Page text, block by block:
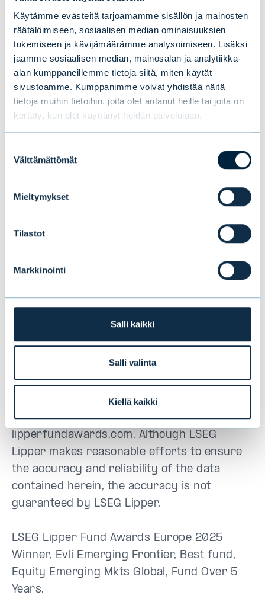
Käytämme evästeitä tarjoamamme sisällön ja mainosten
räätälöimiseen, sosiaalisen median ominaisuuksien
tukemiseen ja kävijämäärämme analysoimiseen. Lisäksi
jaamme sosiaalisen median, mainosalan ja analytiikka-
alan kumppaneillemme tietoja siitä, miten käytät
sivustoamme. Kumppanimme voivat yhdistää näitä
tietoja muihin tietoihin, joita olet antanut heille tai joita on
kerätty, kun olet käyttänyt heidän palvelujaan.
valinta
Välttämättömät
Mieltymykset
Tilastot
Markkinointi
Salli kaikki
Salli valinta
Kiellä kaikki
perusteella tule tehdä sijoituspäätöstä.
Ennen sijoituspäätöksen tekemistä tulee
tutustua rahaston lakisääteisiin
dokumentteihin, kuten rahaston sääntöihin,
avaintietoasiakirjaan ja rahastoesitteeseen.
Rahastojen lakisääteiset dokumentit ja
lisätiedot ovat saatavilla tuotekohtaisilta
sivuilta sekäwww.evli.com/rahastot.
annually, highlight funds and fund
consistently strong risk-adjusted
The LSEG Lipper Fund Awards are based on
the Lipper Leader for Consistent Return
60, and 120 months. The fund with the
highest Lipper Leader for Consistent Return
(Effective Return) value in each eligible
classification wins the LSEG Lipper Fund
Award. For more information, see
lipperfundawards.com. Although LSEG
Lipper makes reasonable efforts to ensure
the accuracy and reliability of the data
contained herein, the accuracy is not
guaranteed by LSEG Lipper.
LSEG Lipper Fund Awards Europe 2025
Winner, Evli Emerging Frontier, Best fund,
Equity Emerging Mkts Global, Fund Over 5
Years.